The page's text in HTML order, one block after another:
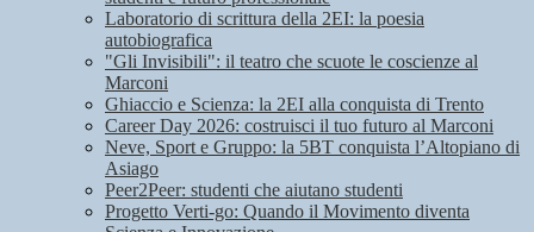
Laboratorio di scrittura della 2EI: la poesia
autobiografica
"Gli Invisibili": il teatro che scuote le coscienze al
Marconi
Ghiaccio e Scienza: la 2EI alla conquista di Trento
Career Day 2026: costruisci il tuo futuro al Marconi
Neve, Sport e Gruppo: la 5BT conquista l’Altopiano di
Asiago
Peer2Peer: studenti che aiutano studenti
Progetto Verti-go: Quando il Movimento diventa